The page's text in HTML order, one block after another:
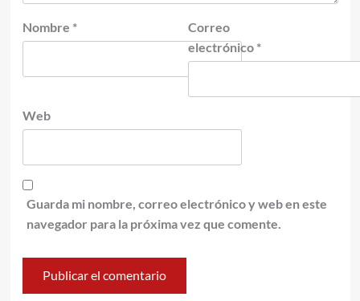
Nombre *
Correo
electrónico *
Web
Guarda mi nombre, correo electrónico y web en este
navegador para la próxima vez que comente.